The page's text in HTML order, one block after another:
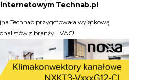
Technab.pl
Technab przygotowała wyjątkową
z branży HVAC!